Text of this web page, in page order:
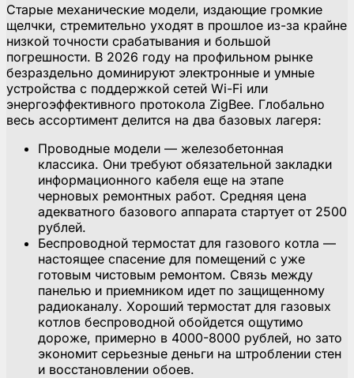
Старые механические модели, издающие громкие
щелчки, стремительно уходят в прошлое из-за крайне
низкой точности срабатывания и большой
погрешности. В 2026 году на профильном рынке
безраздельно доминируют электронные и умные
устройства с поддержкой сетей Wi-Fi или
энергоэффективного протокола ZigBee. Глобально
весь ассортимент делится на два базовых лагеря:
Проводные модели — железобетонная
классика. Они требуют обязательной закладки
информационного кабеля еще на этапе
черновых ремонтных работ. Средняя цена
адекватного базового аппарата стартует от 2500
рублей.
Беспроводной термостат для газового котла —
настоящее спасение для помещений с уже
готовым чистовым ремонтом. Связь между
панелью и приемником идет по защищенному
радиоканалу. Хороший термостат для газовых
котлов беспроводной обойдется ощутимо
дороже, примерно в 4000-8000 рублей, но зато
экономит серьезные деньги на штроблении стен
и восстановлении обоев.